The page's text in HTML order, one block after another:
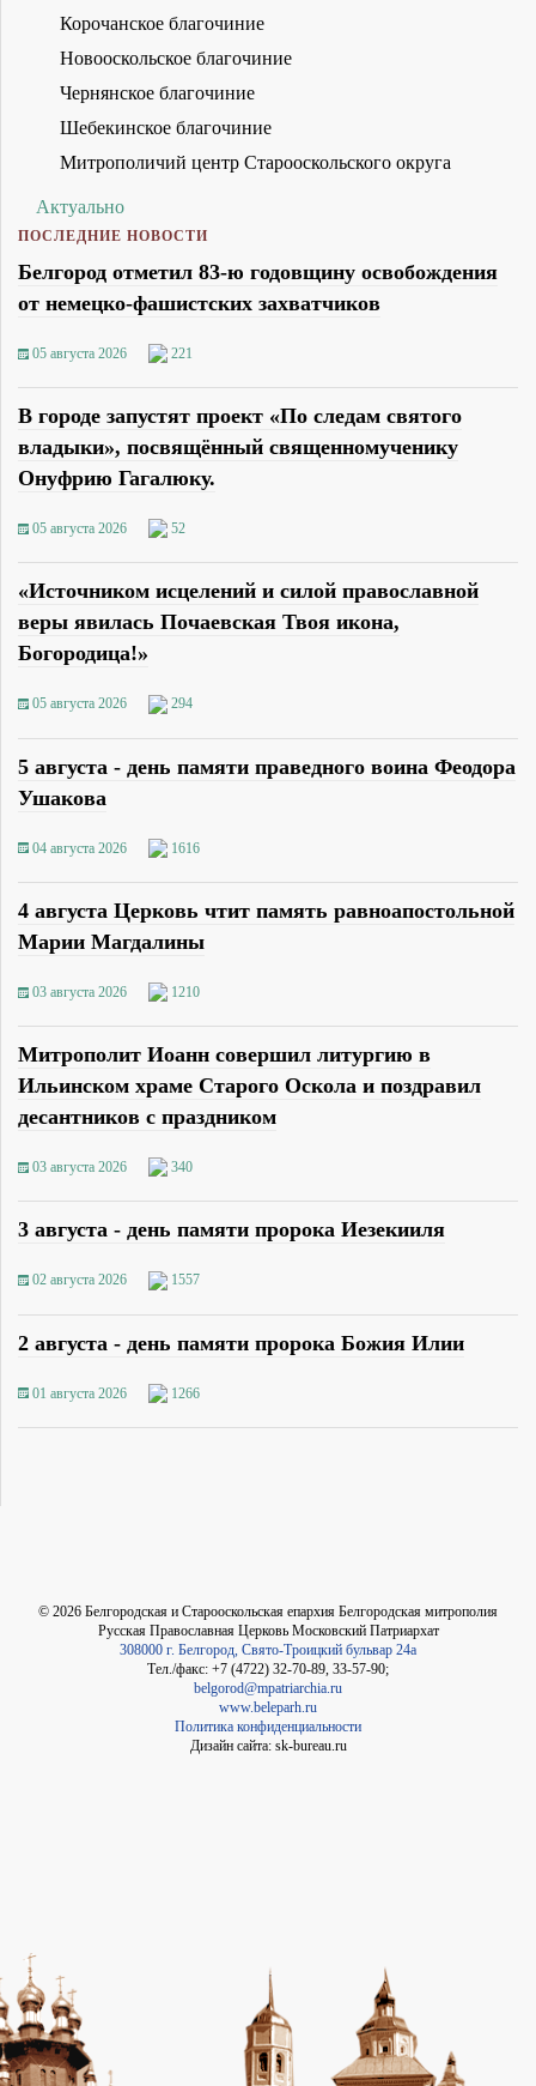
Корочанское благочиние
Новооскольское благочиние
Чернянское благочиние
Шебекинское благочиние
Митрополичий центр Старооскольского округа
Актуально
ПОСЛЕДНИЕ НОВОСТИ
Белгород отметил 83-ю годовщину освобождения
от немецко-фашистских захватчиков
05 августа 2026 221
В городе запустят проект «По следам святого
владыки», посвящённый священномученику
Онуфрию Гагалюку.
05 августа 2026 52
«Источником исцелений и силой православной
веры явилась Почаевская Твоя икона,
Богородица!»
05 августа 2026 294
5 августа - день памяти праведного воина Феодора
Ушакова
04 августа 2026 1616
4 августа Церковь чтит память равноапостольной
Марии Магдалины
03 августа 2026 1210
Митрополит Иоанн совершил литургию в
Ильинском храме Старого Оскола и поздравил
десантников с праздником
03 августа 2026 340
3 августа - день памяти пророка Иезекииля
02 августа 2026 1557
2 августа - день памяти пророка Божия Илии
01 августа 2026 1266
© 2026 Белгородская и Старооскольская епархия Белгородская митрополия
Русская Православная Церковь Московский Патриархат
308000 г. Белгород, Свято-Троицкий бульвар 24а
Тел./факс: +7 (4722) 32-70-89, 33-57-90;
belgorod@mpatriarchia.ru
www.beleparh.ru
Политика конфиденциальности
Дизайн сайта: sk-bureau.ru